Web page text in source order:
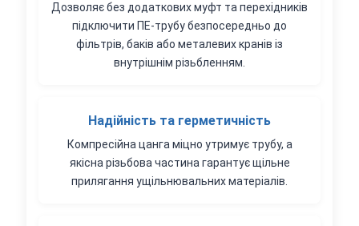
Дозволяє без додаткових муфт та перехідників
підключити ПЕ-трубу безпосередньо до
фільтрів, баків або металевих кранів із
внутрішнім різьбленням.
Надійність та герметичність
Компресійна цанга міцно утримує трубу, а
якісна різьбова частина гарантує щільне
прилягання ущільнювальних матеріалів.